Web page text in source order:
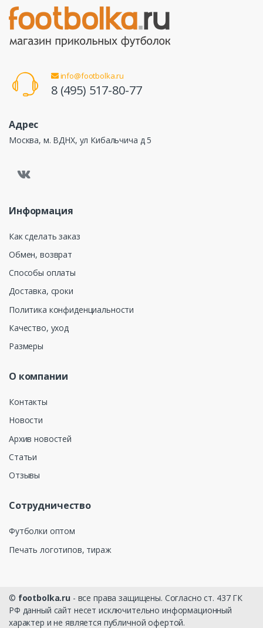
info@footbolka.ru
8 (495) 517-80-77
Адрес
Москва, м. ВДНХ, ул Кибальчича д 5
Информация
Как сделать заказ
Обмен, возврат
Способы оплаты
Доставка, сроки
Политика конфиденциальности
Качество, уход
Размеры
О компании
Контакты
Новости
Архив новостей
Статьи
Отзывы
Сотрудничество
Футболки оптом
Печать логотипов, тираж
© footbolka.ru - все права защищены. Согласно ст. 437 ГК
РФ данный сайт несет исключительно информационный
характер и не является публичной офертой.